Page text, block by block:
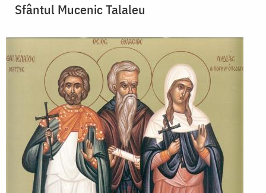
Sfântul Mucenic Talaleu